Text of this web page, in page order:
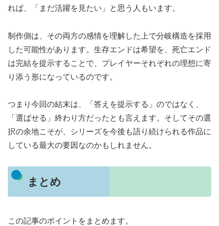
れば、「まだ活躍を見たい」と思う人もいます。
制作側は、その両方の感情を理解した上で分岐構造を採用
した可能性があります。生存エンドは希望を、死亡エンド
は完結を提示することで、プレイヤーそれぞれの理想に寄
り添う形になっているのです。
つまり今回の結末は、「答えを提示する」のではなく、
「選ばせる」終わり方だったとも言えます。そしてその選
択の余地こそが、シリーズを今後も語り続けられる作品に
している最大の要因なのかもしれません。
まとめ
この記事のポイントをまとめます。